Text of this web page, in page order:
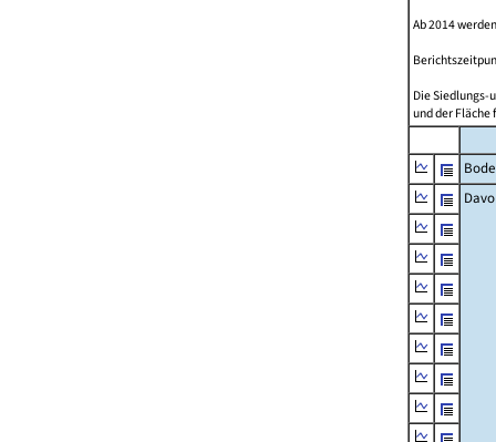
Ab 2014
Die Siedlungs-
und der Fläche